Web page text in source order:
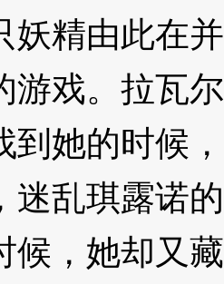
妖精由此在
游戏。拉瓦
到她的时候
迷乱琪露诺
候，她却又